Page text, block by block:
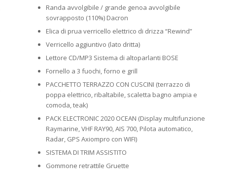
Randa avvolgibile / grande genoa avvolgibile
sovrapposto (110%) Dacron
Elica di prua verricello elettrico di drizza “Rewind”
Verricello aggiuntivo (lato dritta)
Lettore CD/MP3 Sistema di altoparlanti BOSE
Fornello a 3 fuochi, forno e grill
PACCHETTO TERRAZZO CON CUSCINI (terrazzo di
poppa elettrico, ribaltabile, scaletta bagno ampia e
comoda, teak)
PACK ELECTRONIC 2020 OCEAN (Display multifunzione
Raymarine, VHF RAY90, AIS 700, Pilota automatico,
Radar, GPS Axiompro con WIFI)
SISTEMA DI TRIM ASSISTITO
Gommone retrattile Gruette